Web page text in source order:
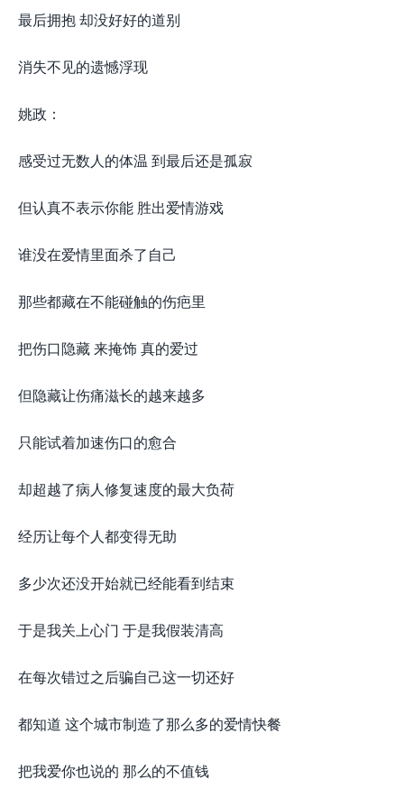
最后拥抱 却没好好的道别
消失不见的遗憾浮现
姚政：
感受过无数人的体温 到最后还是孤寂
但认真不表示你能 胜出爱情游戏
谁没在爱情里面杀了自己
那些都藏在不能碰触的伤疤里
把伤口隐藏 来掩饰 真的爱过
但隐藏让伤痛滋长的越来越多
只能试着加速伤口的愈合
却超越了病人修复速度的最大负荷
经历让每个人都变得无助
多少次还没开始就已经能看到结束
于是我关上心门 于是我假装清高
在每次错过之后骗自己这一切还好
都知道 这个城市制造了那么多的爱情快餐
把我爱你也说的 那么的不值钱